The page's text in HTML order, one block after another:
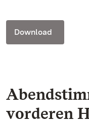
Download
vorderen